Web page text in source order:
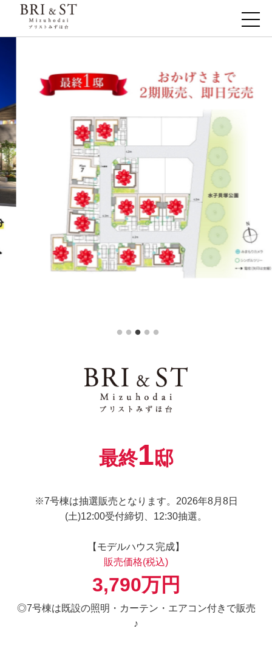
最終1邸
※7号棟は抽選販売となります。2026年8月8日
(土)12:00受付締切、12:30抽選。
【モデルハウス完成】
販売価格(税込)
3,790万円
◎7号棟は既設の照明・カーテン・エアコン付きで販売
♪